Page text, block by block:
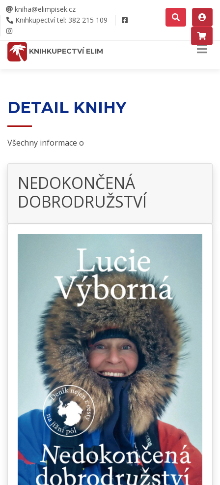
kniha@elimpisek.cz
Knihkupectví tel: 382 215 109
KNIHKUPECTVÍ ELIM
DETAIL KNIHY
Všechny informace o
NEDOKONČENÁ
DOBRODRUŽSTVÍ